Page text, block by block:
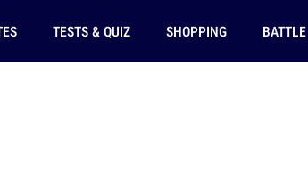
TESTS & QUIZ SHOPPING BATTLE